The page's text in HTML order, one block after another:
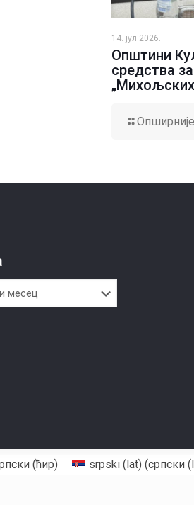
14. јул 2026.
Општини
средства
Опширније
(ћир) srpski (lat) (српски